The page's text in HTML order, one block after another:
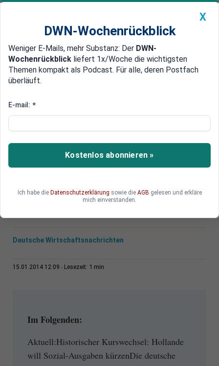
Newsticker MEIN DWN: Geldanlage Premium
Edelmetalle DWN-Magazin China
Export-Wirtschaft schwächelt
Deutsche Wirtschaft:
Schwächstes Jahr seit 2009
Die deutsche Wirtschaft war im letzten Jahr so
kompensieren.
Deutsche Wirtschaftsnachrichten
15.01.2014 12:09 Lesezeit: 1 min
Im Folgenden:
Aktuell:Historischer Kurswechsel: Hollande
will Sozial-Ausgaben kürzenDie deutsche
X
DWN-Wochenrückblick
Weniger E-Mails, mehr Substanz: Der DWN-
Wochenrückblick liefert 1x/Woche die wichtigsten
Themen kompakt als Podcast. Für alle, deren Postfach
überläuft.
E-mail: *
Kostenlos abonnieren »
Ich habe die Datenschutzerklärung sowie die AGB gelesen und erkläre
mich einverstanden.